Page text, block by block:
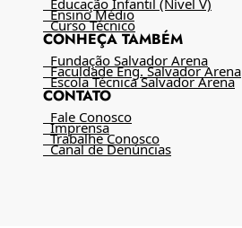
Educação Infantil (Nível V)
Ensino Médio
Curso Técnico
CONHEÇA TAMBÉM
Fundação Salvador Arena
Faculdade Eng. Salvador Arena
Escola Técnica Salvador Arena
CONTATO
Fale Conosco
Imprensa
Trabalhe Conosco
Canal de Denúncias